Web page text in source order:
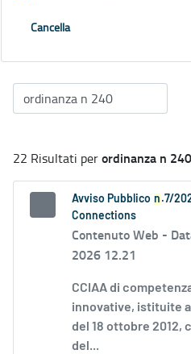
Cancella
22 Risultati perordinanza n 240
Avviso Pubblico n .7/
Connections
Contenuto Web -
2026 12.21
CCIAA di
innovative, istituite
del 18 ottobre 2012,
del...